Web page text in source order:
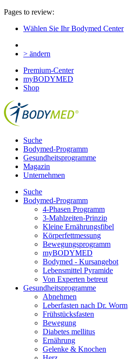
Pages to review:
Wählen Sie Ihr Bodymed Center
> ändern
Premium-Center
myBODYMED
Shop
Suche
Bodymed-Programm
Gesundheitsprogramme
Magazin
Unternehmen
Suche
Bodymed-Programm
4-Phasen Programm
3-Mahlzeiten-Prinzip
Kleine Ernährungsfibel
Körperfettmessung
Bewegungsprogramm
myBODYMED
Bodymed - Kursangebot
Lebensmittel Pyramide
Von Experten betreut
Gesundheitsprogramme
Abnehmen
Leberfasten nach Dr. Worm
Frühstücksfasten
Bewegung
Diabetes mellitus
Ernährung
Gelenke & Knochen